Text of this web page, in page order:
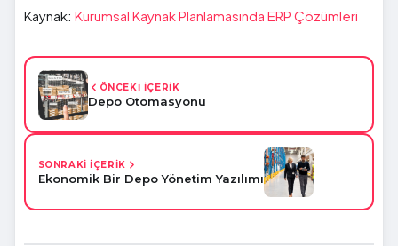
Kaynak: Kurumsal Kaynak Planlamasında ERP Çözümleri
ÖNCEKİ İÇERİK
Depo Otomasyonu
SONRAKİ İÇERİK
Ekonomik Bir Depo Yönetim Yazılımı